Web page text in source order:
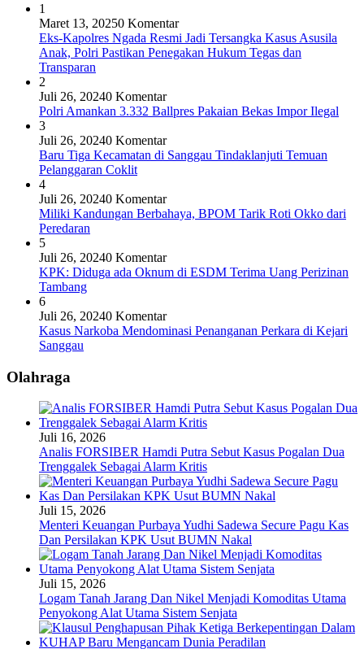
1
Maret 13, 20250 Komentar
Eks-Kapolres Ngada Resmi Jadi Tersangka Kasus Asusila
Anak, Polri Pastikan Penegakan Hukum Tegas dan
Transparan
2
Juli 26, 20240 Komentar
Polri Amankan 3.332 Ballpres Pakaian Bekas Impor Ilegal
3
Juli 26, 20240 Komentar
Baru Tiga Kecamatan di Sanggau Tindaklanjuti Temuan
Pelanggaran Coklit
4
Juli 26, 20240 Komentar
Miliki Kandungan Berbahaya, BPOM Tarik Roti Okko dari
Peredaran
5
Juli 26, 20240 Komentar
KPK: Diduga ada Oknum di ESDM Terima Uang Perizinan
Tambang
6
Juli 26, 20240 Komentar
Kasus Narkoba Mendominasi Penanganan Perkara di Kejari
Sanggau
Olahraga
Juli 16, 2026
Analis FORSIBER Hamdi Putra Sebut Kasus Pogalan Dua
Trenggalek Sebagai Alarm Kritis
Juli 15, 2026
Menteri Keuangan Purbaya Yudhi Sadewa Secure Pagu Kas
Dan Persilakan KPK Usut BUMN Nakal
Juli 15, 2026
Logam Tanah Jarang Dan Nikel Menjadi Komoditas Utama
Penyokong Alat Utama Sistem Senjata